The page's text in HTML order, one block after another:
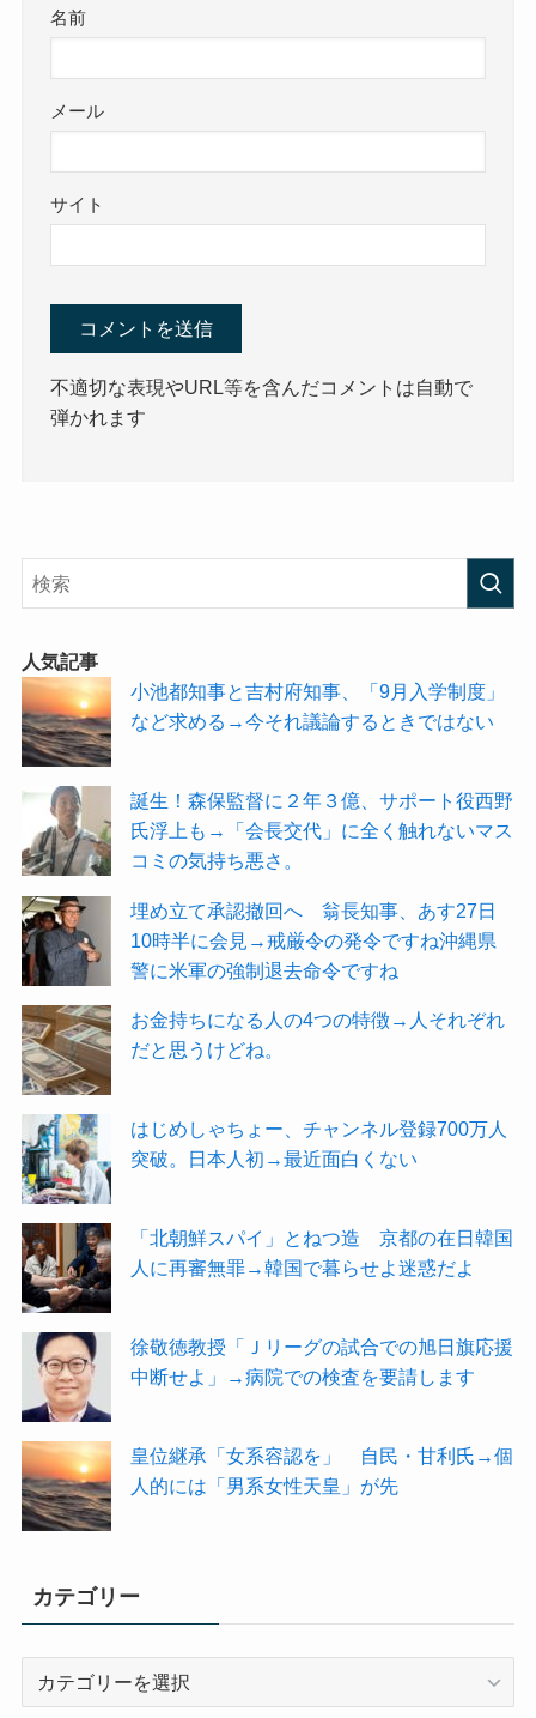
名前
メール
サイト
不適切な表現やURL等を含んだコメントは自動で
弾かれます
人気記事
小池都知事と吉村府知事、「9月入学制度」
など求める→今それ議論するときではない
誕生！森保監督に２年３億、サポート役西野
氏浮上も→「会長交代」に全く触れないマス
コミの気持ち悪さ。
埋め立て承認撤回へ 翁長知事、あす27日
10時半に会見→戒厳令の発令ですね沖縄県
警に米軍の強制退去命令ですね
お金持ちになる人の4つの特徴→人それぞれ
だと思うけどね。
はじめしゃちょー、チャンネル登録700万人
突破。日本人初→最近面白くない
「北朝鮮スパイ」とねつ造 京都の在日韓国
人に再審無罪→韓国で暮らせよ迷惑だよ
徐敬徳教授「Ｊリーグの試合での旭日旗応援
中断せよ」→病院での検査を要請します
皇位継承「女系容認を」 自民・甘利氏→個
人的には「男系女性天皇」が先
カテゴリー